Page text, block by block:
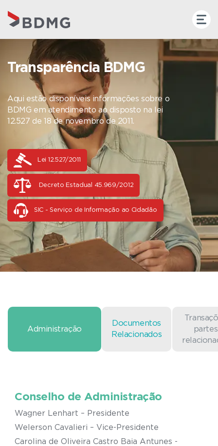
Transparência BDMG
Aqui estão disponíveis informações sobre o
BDMG em atendimento ao disposto na lei
12.527 de 18 de novembro de 2011.
Lei 12.527/2011
Decreto Estadual 45.969/2012
SIC - Serviço de Informação ao Cidadão
Administração
Documentos
Relacionados
partes
Conselho de Administração
Wagner Lenhart – Presidente
Welerson Cavalieri – Vice-Presidente
Carolina de Oliveira Castro Baia Antunes -